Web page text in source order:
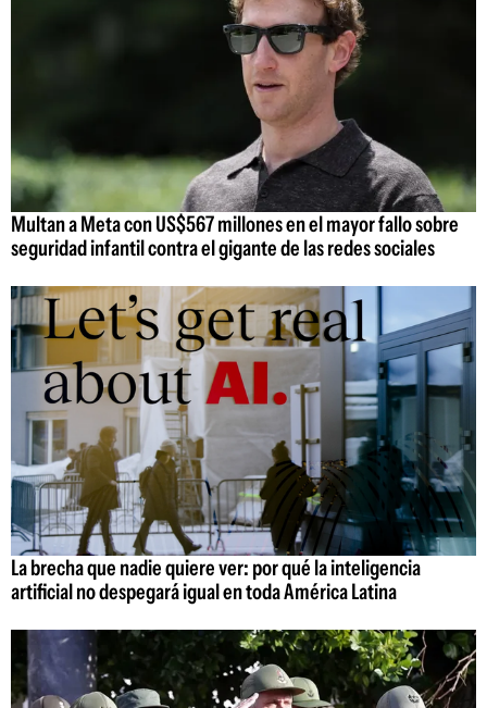
Multan a Meta con US$567 millones en el mayor fallo sobre
seguridad infantil contra el gigante de las redes sociales
La brecha que nadie quiere ver: por qué la inteligencia
artificial no despegará igual en toda América Latina